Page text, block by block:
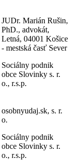
JUDr. Marián Rušin,
PhD., advokát,
Letná, 04001 Košice
- mestská časť Sever
Sociálny podnik
obce Slovinky s. r.
o., r.s.p.
osobnyudaj.sk, s. r.
o.
Sociálny podnik
obce Slovinky s. r.
o., r.s.p.